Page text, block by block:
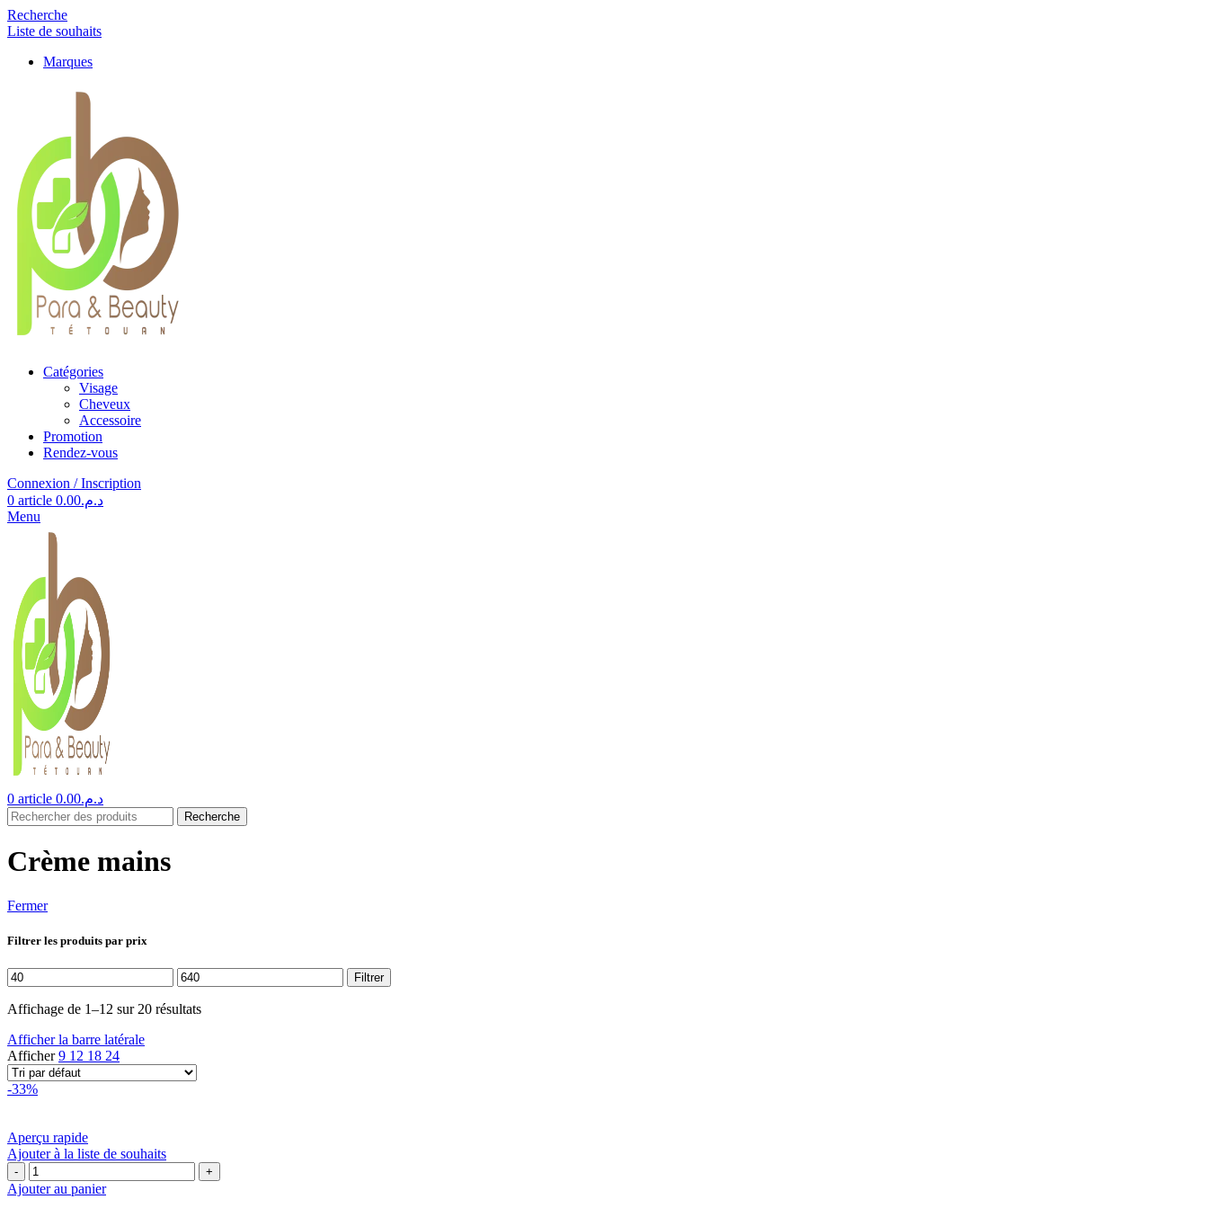
Recherche
Liste de souhaits
Marques
Catégories
Visage
Cheveux
Accessoire
Promotion
Rendez-vous
Connexion / Inscription
0 article د.م.0.00
Menu
0 article د.م.0.00
Recherche
Crème mains
Fermer
Filtrer les produits par prix
Prix
min
Prix
max
Filtrer
Affichage de 1–12 sur 20 résultats
Afficher la barre latérale
Afficher9 12 18 24
-33%
Aperçu rapide
Ajouter à la liste de souhaits
quantité
de
Ajouter au panier